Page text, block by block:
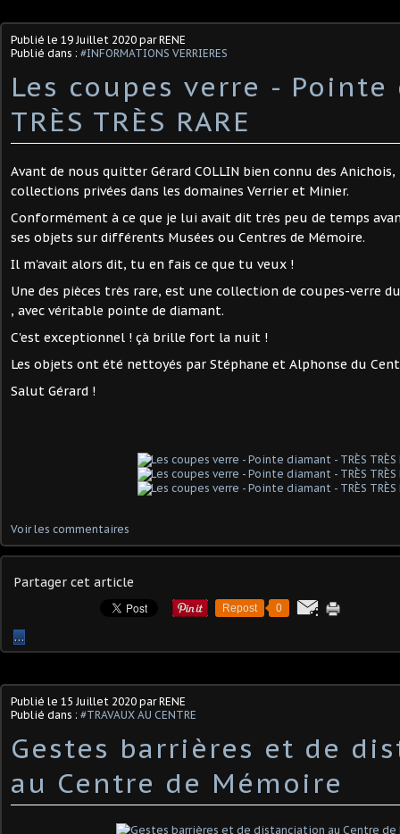
Publié le 19 Juillet 2020 par RENE
Publié dans : #INFORMATIONS VERRIERES
Les coupes verre -
TRÈS TRÈS RARE
Avant de nous quitter Gérard COLLIN bien connu des
collections privées dans les domaines Verrier et Minier.
Conformément à ce que je lui avait dit très peu de temps
ses objets sur différents Musées ou Centres de Mémoire.
Il m'avait alors dit, tu en fais ce que tu veux !
Une des pièces très rare, est une collection de coupes-verre
, avec véritable pointe de diamant.
C'est exceptionnel ! çà brille fort la nuit !
Les objets ont été nettoyés par Stéphane et Alphonse du
Salut Gérard !
Voir les commentaires
Partager cet article
Repost 0
…
Publié le 15 Juillet 2020 par RENE
Publié dans : #TRAVAUX AU CENTRE
Gestes barrières et de
au Centre de Mémoire